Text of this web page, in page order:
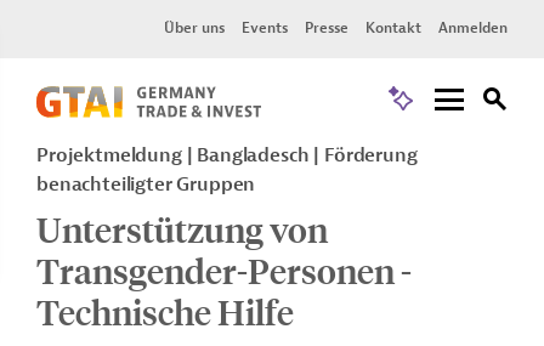
Über uns Events Presse Kontakt Anmelden
Projektmeldung Bangladesch
Förderung
benachteiligter Gruppen
Unterstützung von
Transgender-Personen -
Technische Hilfe